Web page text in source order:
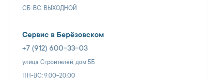
СБ-ВС: ВЫХОДНОЙ
Сервис в Берёзовском
+7 (912) 600-33-03
улица Строителей, дом 5Б
ПН-ВС: 9.00-20.00